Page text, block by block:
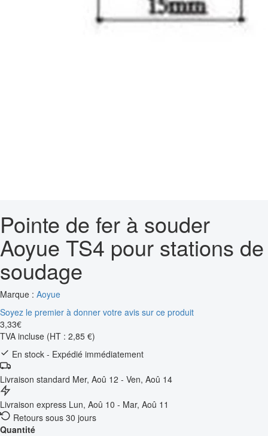
Pointe de fer à souder
Aoyue TS4 pour stations de
soudage
Marque : Aoyue
Soyez le premier à donner votre avis sur ce produit
3,33€
TVA incluse (HT : 2,85 €)
En stock - Expédié immédiatement
Livraison standard Mer, Aoû 12 - Ven, Aoû 14
Livraison express Lun, Aoû 10 - Mar, Aoû 11
Retours sous 30 jours
Quantité